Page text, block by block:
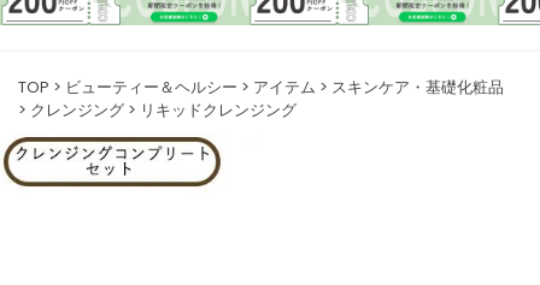
TOP ビューティー＆ヘルシー アイテム
スキンケア・基礎化粧品
クレンジング
リキッドクレンジング